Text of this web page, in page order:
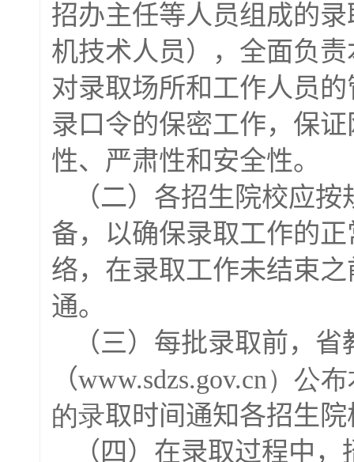
招办主任等人员组成的
机技术人员），全面负
对录取场所和工作人员
录口令的保密工作，保
性、严肃性和安全性。
（二）各招生院校应
备，以确保录取工作的
络，在录取工作未结束
通。
（三）每批录取前，
（www.sdzs.gov.cn）公
的录取时间通知各招生院
（四）在录取过程中